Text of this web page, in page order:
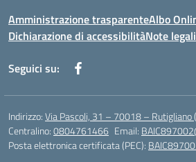
Amministrazione trasparenteAlbo
Dichiarazione di accessibilitàNote legali
Seguici su:
Indirizzo:Via Pascoli, 31 – 70018 – Rutigliano
Centralino:0804761466 Email:
Posta elettronica certificata (PEC):